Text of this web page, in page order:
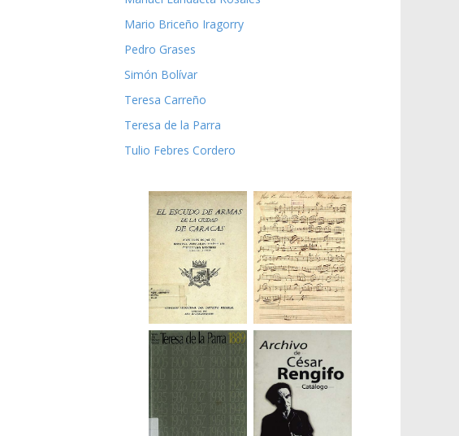
Mario Briceño Iragorry
Pedro Grases
Simón Bolívar
Teresa Carreño
Teresa de la Parra
Tulio Febres Cordero